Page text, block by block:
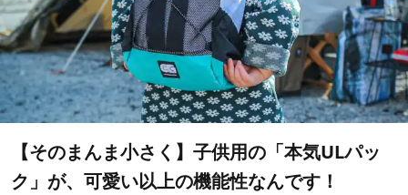
【そのまんま小さく】子供用の「本気ULパッ
ク」が、可愛い以上の機能性なんです！